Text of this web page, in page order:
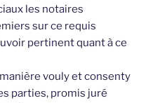
les notaires
sur ce requis
pertinent quant à ce
vouly et consenty
parties, promis juré